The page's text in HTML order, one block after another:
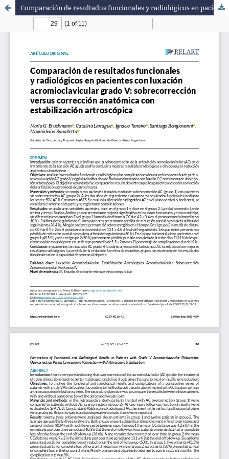
Comparación de resultados funcionales y radiológicos en pacientes con luxación acromioclavicular grado V: sobre-corrección versus corrección convencional con estabilización artroscópica